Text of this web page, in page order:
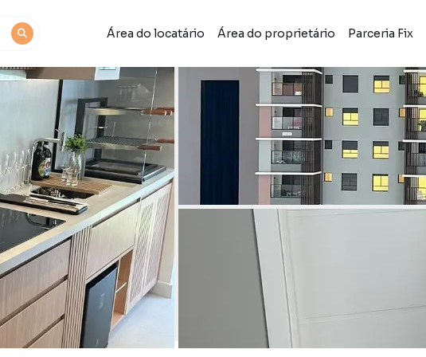
Área do locatário Área do proprietário Parceria Fix